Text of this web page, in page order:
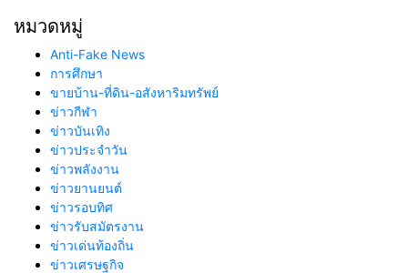
หมวดหมู่
Anti-Fake News
การศึกษา
ขายบ้าน-ที่ดิน-อสังหาริมทรัพย์
ข่าวกีฬา
ข่าวบันเทิง
ข่าวประจำวัน
ข่าวพลังงาน
ข่าวยานยนต์
ข่าวรอบทิศ
ข่าวรับสมัตรงาน
ข่าวเด่นท้องถิ่น
ข่าวเศรษฐกิจ